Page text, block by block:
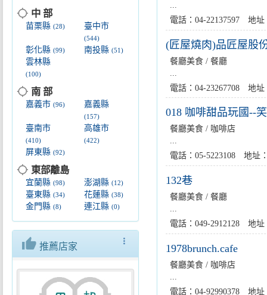
location_searching 中 部
苗栗縣 (28) 臺中市
(544)
彰化縣 (99) 南投縣(51)
雲林縣
(100)
location_searching 南 部
嘉義市 (96) 嘉義縣
(157)
臺南市
(410)
高雄市
(422)
屏東縣 (92)
location_searching 東部離島
宜蘭縣 (98) 澎湖縣(12)
臺東縣 (34) 花蓮縣(38)
金門縣 (8) 連江縣(0)
more_vert
thumb_up 推薦店家
...
電話：04-22137597 地
(匠屋燒肉)品匠屋股
餐廳美食 / 餐廳
電話：04-23267708 地
018 咖啡甜品玩國--
餐廳美食 / 咖啡店
...
電話：05-5223108 地址
132巷
餐廳美食 / 餐廳
電話：049-2912128 地
1978brunch.cafe
餐廳美食 / 咖啡店
電話：04-92990378 地